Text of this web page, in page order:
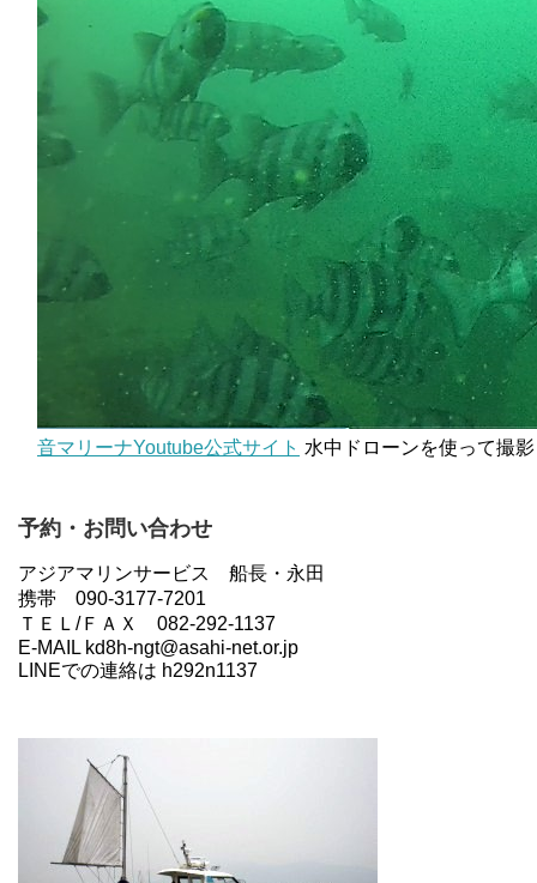
音マリーナYoutube公式サイト 水中ドローンを使って撮
予約・お問い合わせ
アジアマリンサービス 船長・永田
携帯 090-3177-7201
ＴＥＬ/ＦＡＸ 082-292-1137
E-MAIL kd8h-ngt@asahi-net.or.jp
LINEでの連絡は h292n1137